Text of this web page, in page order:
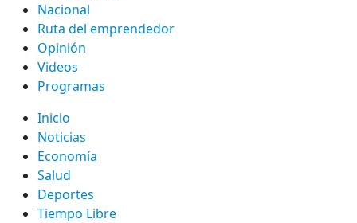
Nacional
Ruta del emprendedor
Opinión
Videos
Programas
Inicio
Noticias
Economía
Salud
Deportes
Tiempo Libre